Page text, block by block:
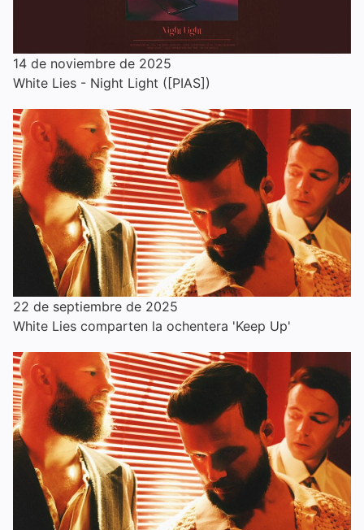
14 de noviembre de 2025
White Lies - Night Light ([PIAS])
22 de septiembre de 2025
White Lies comparten la ochentera 'Keep Up'